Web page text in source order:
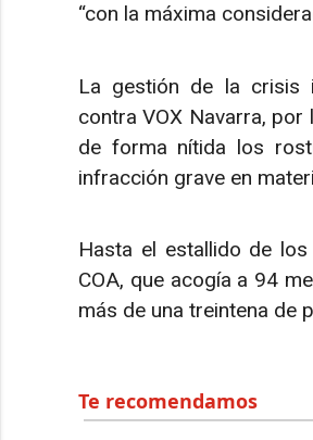
“con la máxima
La gestión de la crisis
contra VOX Navarra,
de forma nítida los
infracción grave en
Hasta el estallido de
COA, que acogía a 94
más de una treintena de